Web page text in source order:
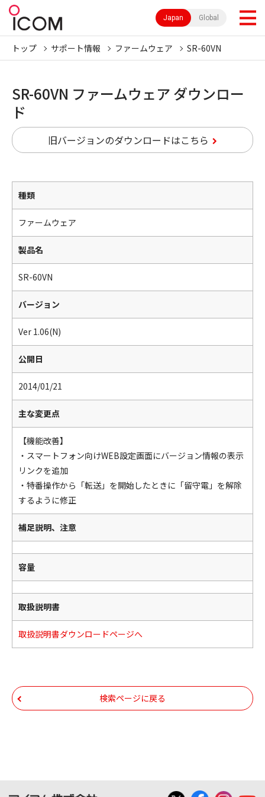
Japan Global
トップ サポート情報 ファームウェア SR-60VN
SR-60VN ファームウェア ダウンロー
ド
旧バージョンのダウンロードはこちら
種類
ファームウェア
製品名
SR-60VN
バージョン
Ver 1.06(N)
公開日
2014/01/21
主な変更点
【機能改善】
・スマートフォン向けWEB設定画面にバージョン情報の表示
リンクを追加
・特番操作から「転送」を開始したときに「留守電」を解除
するように修正
補足説明、注意
容量
取扱説明書
取扱説明書ダウンロードページへ
検索ページに戻る